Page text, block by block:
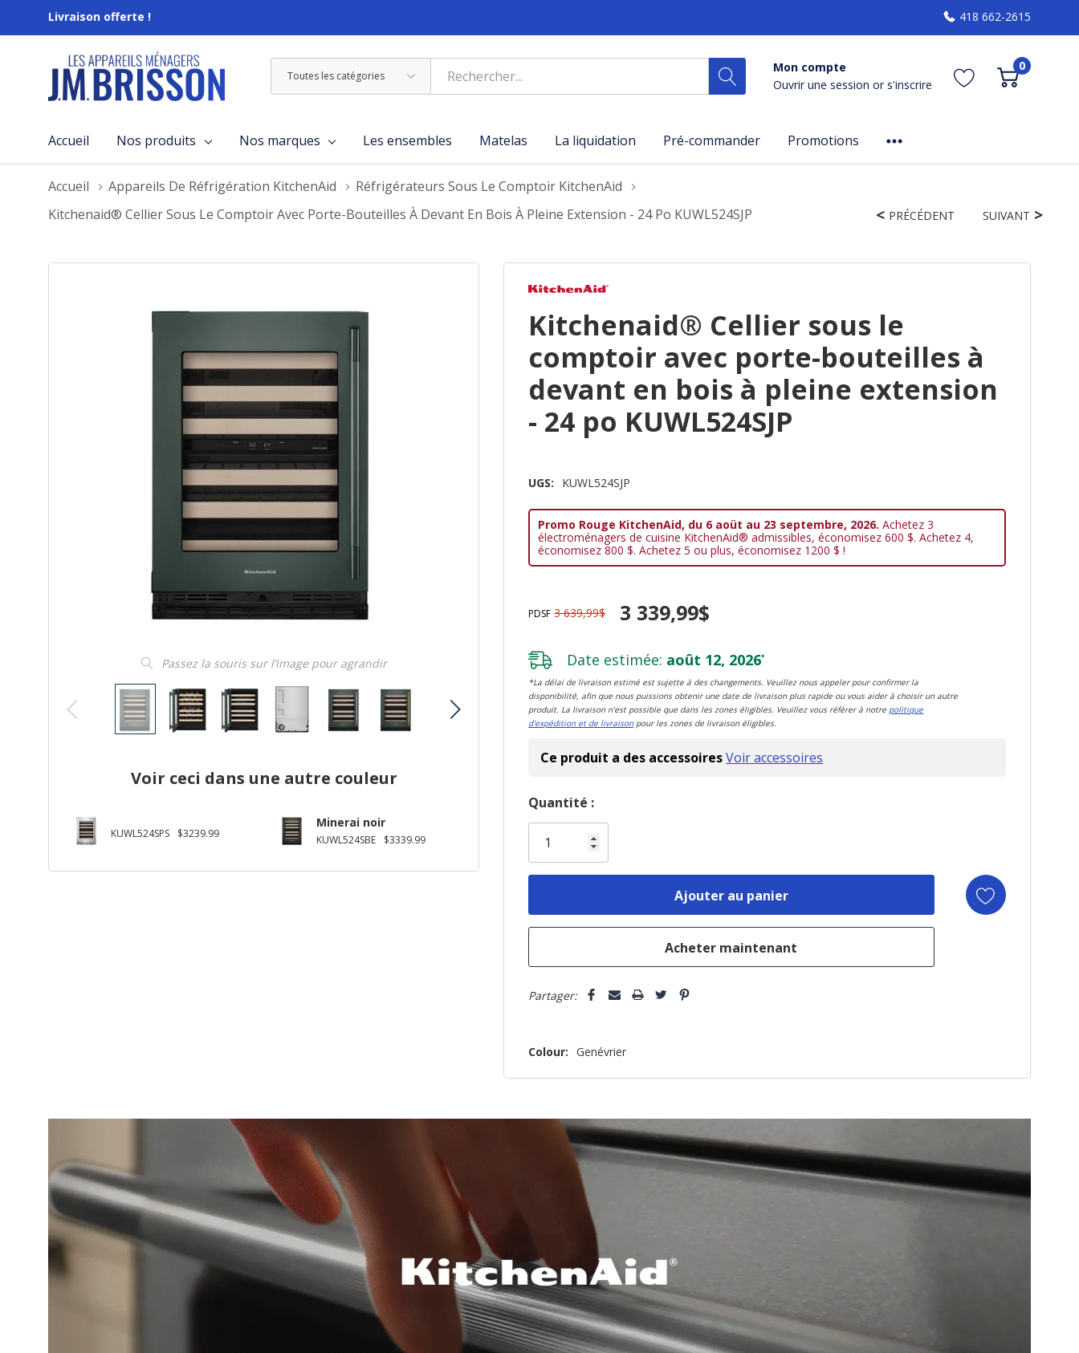
Livraison offerte ! 418 662-2615
Toutes
les
Rechercher
Mon compte
Ouvrir une session or s'inscrire
0
Accueil Nos produits Nos marques Les ensembles Matelas La liquidation Pré-commander Promotions
Accueil Appareils De Réfrigération KitchenAid
Réfrigérateurs Sous Le Comptoir KitchenAid
Kitchenaid® Cellier Sous Le Comptoir Avec Porte-Bouteilles À Devant En Bois À Pleine Extension - 24 Po KUWL524SJP
Passez la souris sur l’image pour agrandir
Voir ceci dans une autre couleur
KUWL524SPS $3239.99
Minerai noir
KUWL524SBE $3339.99
PRÉCÉDENT SUIVANT
Kitchenaid® Cellier sous le
comptoir avec porte-bouteilles à
devant en bois à pleine extension
- 24 po KUWL524SJP
UGS: KUWL524SJP
Promo Rouge KitchenAid, du 6 aoüt au 23 septembre, 2026. Achetez 3
électroménagers de cuisine KitchenAid® admissibles, économisez 600 $. Achetez 4,
économisez 800 $. Achetez 5 ou plus, économisez 1200 $ !
PDSF 3 639,99$ 3 339,99$
Date estimée: août 12, 2026*
*La délai de livraison estimé est sujette à des changements. Veuillez nous appeler pour confirmer la
disponibilité, afin que nous puissions obtenir une date de livraison plus rapide ou vous aider à choisir un autre
produit. La livraison n'est possible que dans les zones éligibles. Veuillez vous référer à notre politique
d'expédition et de livraisonpour les zones de livraison éligibles.
Ce produit a des accessoiresVoir accessoires
Dépêchez-
vous!
plus
Quantité :
Partager:
Colour: Genévrier